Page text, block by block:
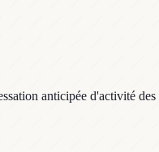
anticipée d'activité des